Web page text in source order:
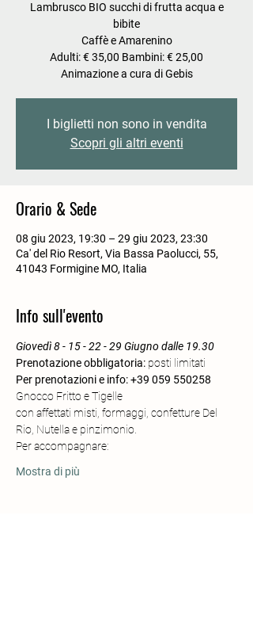
Lambrusco BIO succhi di frutta acqua e
bibite
Caffè e Amarenino
Adulti: € 35,00 Bambini: € 25,00
Animazione a cura di Gebis
I biglietti non sono in vendita
Scopri gli altri eventi
Orario & Sede
08 giu 2023, 19:30 – 29 giu 2023, 23:30
Ca' del Rio Resort, Via Bassa Paolucci, 55,
41043 Formigine MO, Italia
Info sull'evento
Giovedì 8 - 15 - 22 - 29 Giugno dalle 19.30
Prenotazione obbligatoria: posti limitati
Per prenotazioni e info: +39 059 550258
Gnocco Fritto e Tigelle
con affettati misti, formaggi, confetture Del
Rio, Nutella e pinzimonio.
Per accompagnare:
Mostra di più